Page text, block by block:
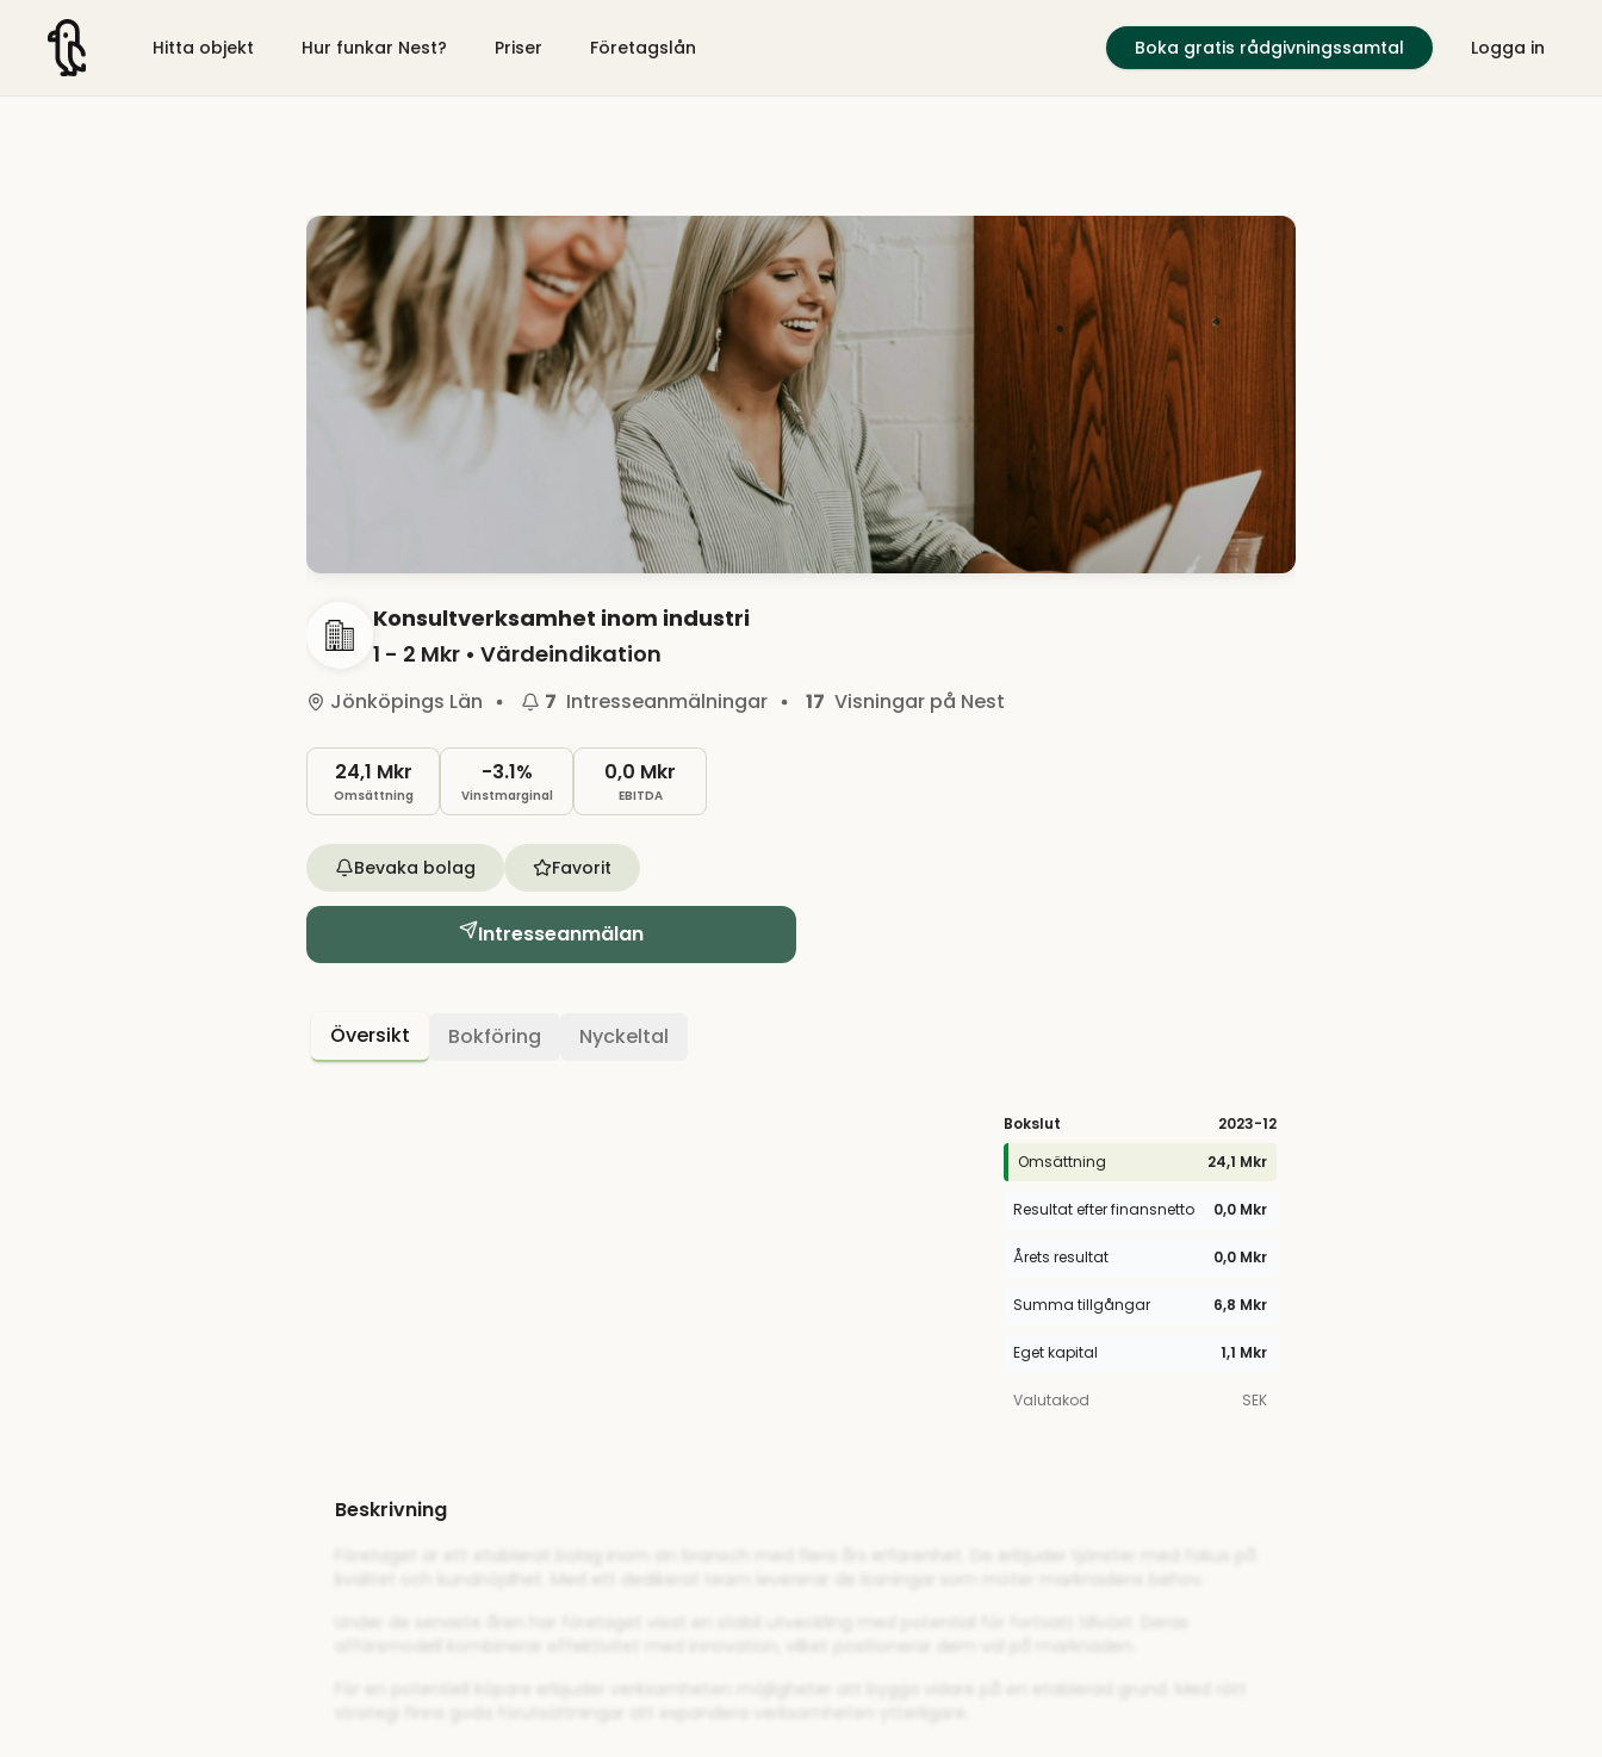
Hitta objekt Hur funkar Nest? Priser Företagslån Boka gratis rådgivningssamtal Logga in
Konsultverksamhet inom industri
1 - 2 Mkr • Värdeindikation
Jönköpings Län 7 Intresseanmälningar 17 Visningar på Nest
24,1 Mkr
Omsättning
-3.1%
Vinstmarginal
0,0 Mkr
EBITDA
Bevaka bolag Favorit
Intresseanmälan
Översikt Bokföring Nyckeltal
Bokslut 2023-12
Omsättning
24,1 Mkr
Resultat efter finansnetto 0,0 Mkr
Årets resultat 0,0 Mkr
Summa tillgångar 6,8 Mkr
Eget kapital 1,1 Mkr
Valutakod SEK
Beskrivning